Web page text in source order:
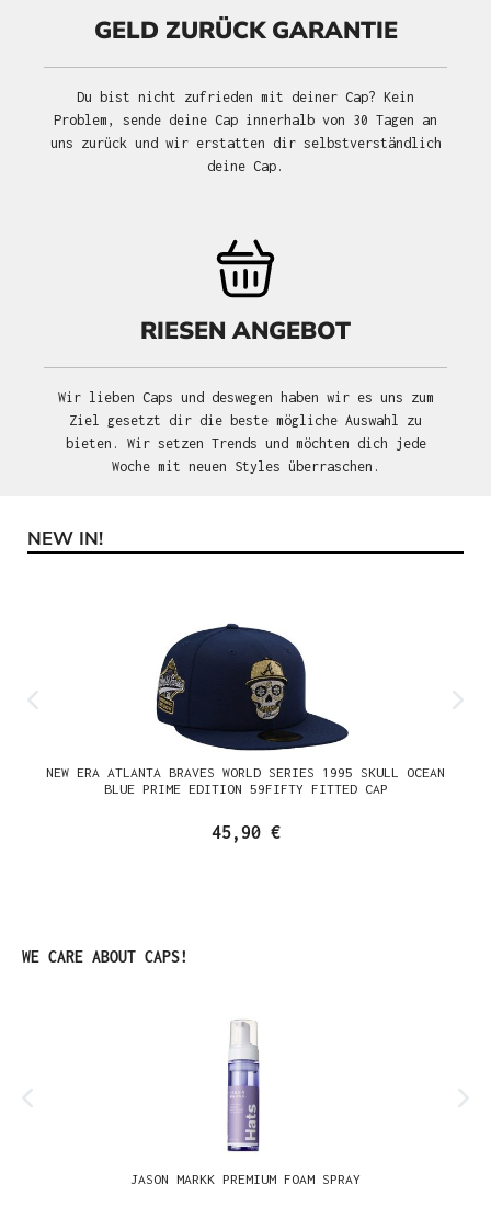
GELD ZURÜCK GARANTIE
Du bist nicht zufrieden mit deiner Cap? Kein
Problem, sende deine Cap innerhalb von 30 Tagen an
uns zurück und wir erstatten dir selbstverständlich
deine Cap.
RIESEN ANGEBOT
Wir lieben Caps und deswegen haben wir es uns zum
Ziel gesetzt dir die beste mögliche Auswahl zu
bieten. Wir setzen Trends und möchten dich jede
Woche mit neuen Styles überraschen.
Produktgalerie überspringen
NEW IN!
NEW ERA ATLANTA BRAVES WORLD SERIES 1995 SKULL OCEAN
BLUE PRIME EDITION 59FIFTY FITTED CAP
45,90 €
Produktgalerie überspringen
WE CARE ABOUT CAPS!
JASON MARKK PREMIUM FOAM SPRAY